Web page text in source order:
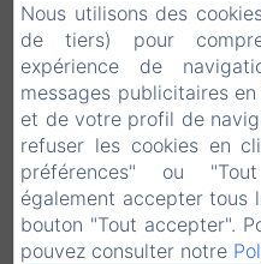
B&B
Politique de
Via Vittorio
Nous utilisons des
de tiers) pour
expérience de
messages publicitaires
et de votre profil de
refuser les cookies en
préférences" ou
également accepter tous
bouton "Tout accepter".
pouvez consulter notre